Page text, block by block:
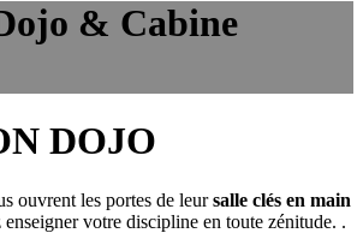
& Cabine
DOJO
ouvrent les portes de leursalle clés en main
votre discipline en toute zénitude. .